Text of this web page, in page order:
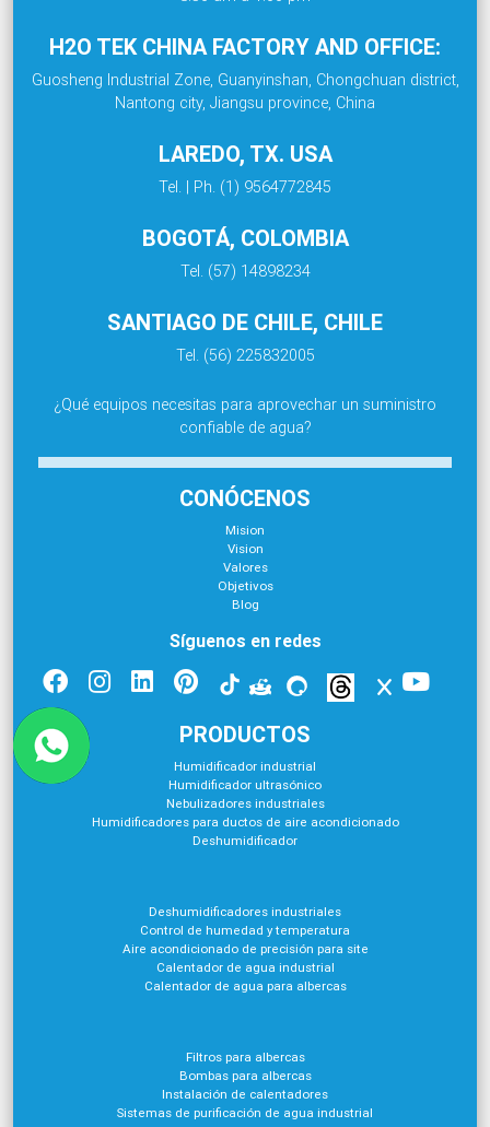
H2O TEK CHINA FACTORY AND OFFICE:
Guosheng Industrial Zone, Guanyinshan, Chongchuan district,
Nantong city, Jiangsu province, China
LAREDO, TX. USA
Tel. | Ph. (1) 9564772845
BOGOTÁ, COLOMBIA
Tel. (57) 14898234
SANTIAGO DE CHILE, CHILE
Tel. (56) 225832005
¿Qué equipos necesitas para aprovechar un suministro
confiable de agua?
CONÓCENOS
Mision
Vision
Valores
Objetivos
Blog
Síguenos en redes
PRODUCTOS
Humidificador industrial
Humidificador ultrasónico
Nebulizadores industriales
Humidificadores para ductos de aire acondicionado
Deshumidificador
Deshumidificadores industriales
Control de humedad y temperatura
Aire acondicionado de precisión para site
Calentador de agua industrial
Calentador de agua para albercas
Filtros para albercas
Bombas para albercas
Instalación de calentadores
Sistemas de purificación de agua industrial